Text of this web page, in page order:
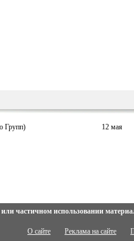
Групп) 12 мая
частичном использовании
О сайте Реклама на сайте